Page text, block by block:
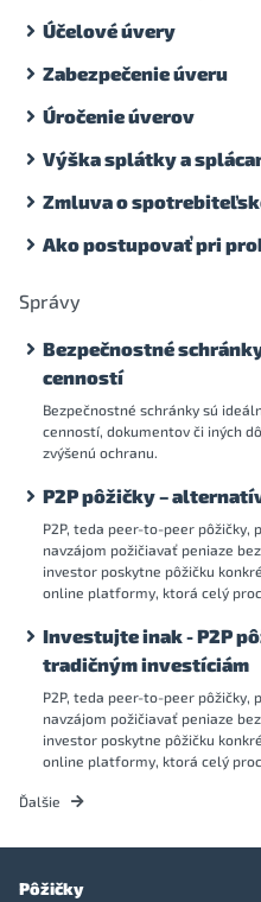
Účelové úvery
Zabezpečenie úveru
Úročenie úverov
Výška splátky a
Zmluva o
Ako postupovať pri
Správy
Bezpečnostné
cenností
Bezpečnostné schránky sú
cenností, dokumentov či iných
zvýšenú ochranu.
P2P pôžičky –
P2P, teda peer-to-peer pôžičky,
navzájom požičiavať peniaze
investor poskytne pôžičku
online platformy, ktorá celý
Investujte inak - P2P
tradičným investíciám
P2P, teda peer-to-peer pôžičky,
navzájom požičiavať peniaze
investor poskytne pôžičku
online platformy, ktorá celý
Ďalšie
Pôžičky